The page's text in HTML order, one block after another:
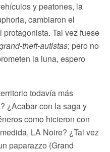
y peatones, la
cambiaron el
Tal vez fuese
theft-autistas; pero no
la luna, espero
todavía más
¿Acabar con la saga y
como hicieron con
LA Noire? ¿Tal vez
paparazzo (Grand